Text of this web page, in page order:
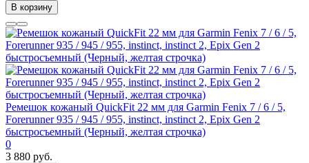
В корзину
Ремешок кожаный QuickFit 22 мм для Garmin Fenix 7 / 6 / 5,
Forerunner 935 / 945 / 955, instinct, instinct 2, Epix Gen 2
быстросъемный (Черный, желтая строчка)
0
3 880 руб.